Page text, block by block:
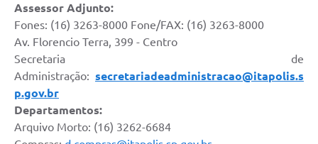
Galeria de Fotos
Ouvidoria Municipal
Audiências Públicas
Arquivos para Download
Carta de Serviços
Assessor Adjunto:
Fones: (16) 3263-8000 Fone/FAX: (16) 3263-8000
Av. Florencio Terra, 399 - Centro
Secretaria de
Administração: secretariadeadministracao@itapolis.s
p.gov.br
Departamentos:
Arquivo Morto: (16) 3262-6684